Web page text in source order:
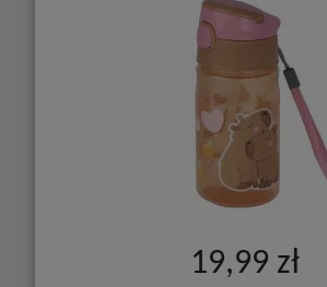
19,99 zł